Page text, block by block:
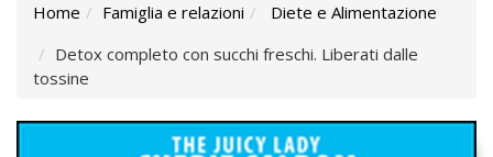
Home Famiglia e relazioni
Diete e Alimentazione
Detox completo con succhi freschi. Liberati dalle
tossine